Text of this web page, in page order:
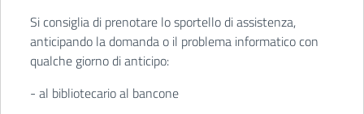
Si consiglia di prenotare lo sportello di assistenza,
anticipando la domanda o il problema informatico con
qualche giorno di anticipo:
- al bibliotecario al bancone